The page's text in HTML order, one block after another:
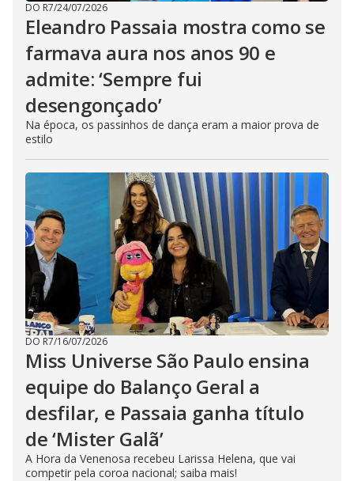
DO R7/24/07/2026
Eleandro Passaia mostra como se
farmava aura nos anos 90 e
admite: ‘Sempre fui
desengonçado’
Na época, os passinhos de dança eram a maior prova de
estilo
DO R7/16/07/2026
Miss Universe São Paulo ensina
equipe do Balanço Geral a
desfilar, e Passaia ganha título
de ‘Mister Galã’
A Hora da Venenosa recebeu Larissa Helena, que vai
competir pela coroa nacional; saiba mais!